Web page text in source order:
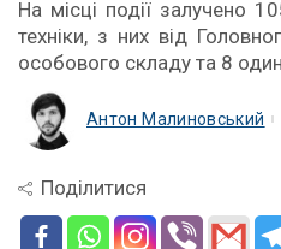
На місці події залучено
техніки, з них від
особового складу та 8
Антон Малиновський
Поділитися